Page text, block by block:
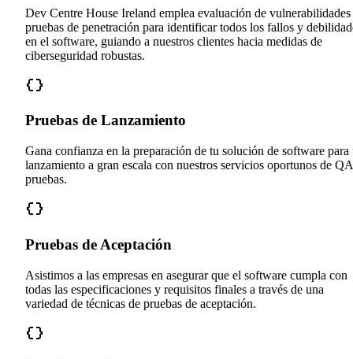
Dev Centre House Ireland emplea evaluación de
pruebas de penetración para identificar todos los fallos y
en el software, guiando a nuestros clientes hacia medidas de
ciberseguridad robustas.
Pruebas de Lanzamiento
Gana confianza en la preparación de tu solución de software para
lanzamiento a gran escala con nuestros servicios oportunos de
pruebas.
Pruebas de Aceptación
Asistimos a las empresas en asegurar que el software cumpla con
todas las especificaciones y requisitos finales a través de una
variedad de técnicas de pruebas de aceptación.